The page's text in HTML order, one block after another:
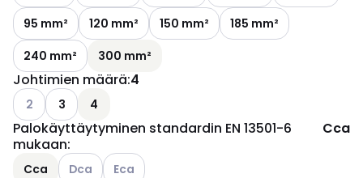
95 mm²
120 mm² 150 mm²
185 mm²
240 mm²
300 mm²
Johtimien määrä:4
Katso käytettävissä olevat vaihtoehdot
2 3 4
Palokäyttäytyminen standardin EN 13501-6
mukaan:
Cca
Cca Katso käytettävissä olevat vaihtoehdot
Dca Katso käytettävissä olevat vaihtoehdot
Eca